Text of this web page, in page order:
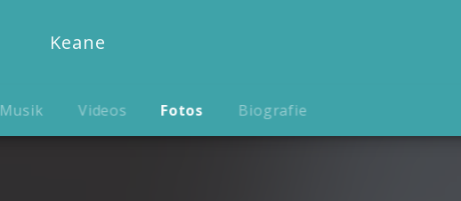
Keane
Musik Videos Fotos Biografie